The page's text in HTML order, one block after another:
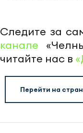
Следите за
канале
читайте нас в
Перейти на